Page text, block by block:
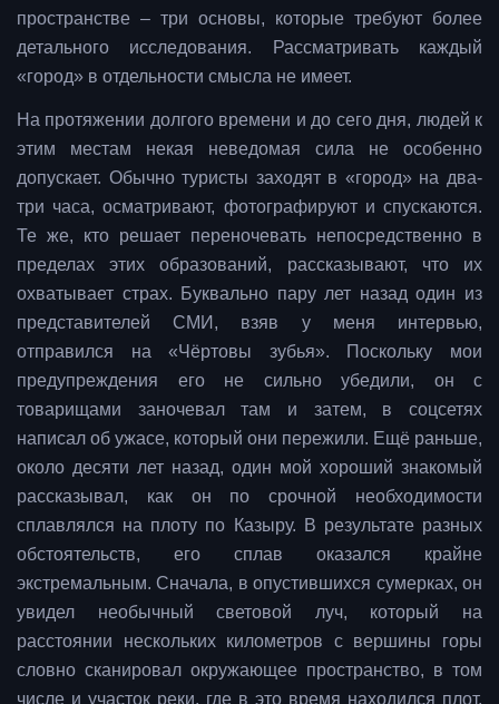
пространстве – три основы, которые требуют более
детального исследования. Рассматривать каждый
«город» в отдельности смысла не имеет.
На протяжении долгого времени и до сего дня, людей к
этим местам некая неведомая сила не особенно
допускает. Обычно туристы заходят в «город» на два-
три часа, осматривают, фотографируют и спускаются.
Те же, кто решает переночевать непосредственно в
пределах этих образований, рассказывают, что их
охватывает страх. Буквально пару лет назад один из
представителей СМИ, взяв у меня интервью,
отправился на «Чёртовы зубья». Поскольку мои
предупреждения его не сильно убедили, он с
товарищами заночевал там и затем, в соцсетях
написал об ужасе, который они пережили. Ещё раньше,
около десяти лет назад, один мой хороший знакомый
рассказывал, как он по срочной необходимости
сплавлялся на плоту по Казыру. В результате разных
обстоятельств, его сплав оказался крайне
экстремальным. Сначала, в опустившихся сумерках, он
увидел необычный световой луч, который на
расстоянии нескольких километров с вершины горы
словно сканировал окружающее пространство, в том
числе и участок реки, где в это время находился плот.